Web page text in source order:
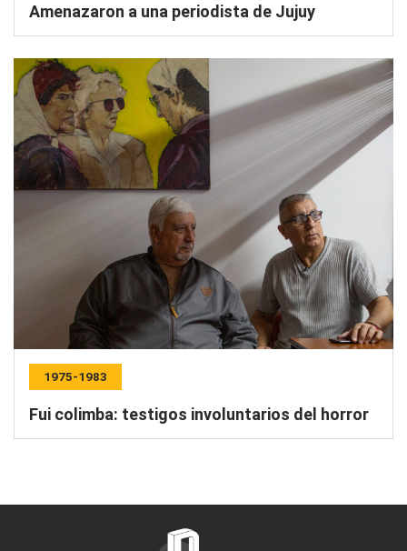
Amenazaron a una periodista de Jujuy
1975-1983
Fui colimba: testigos involuntarios del horror